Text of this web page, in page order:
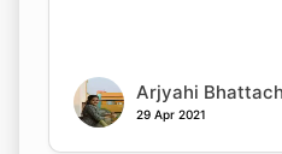
Arjyahi
29 Apr 2021